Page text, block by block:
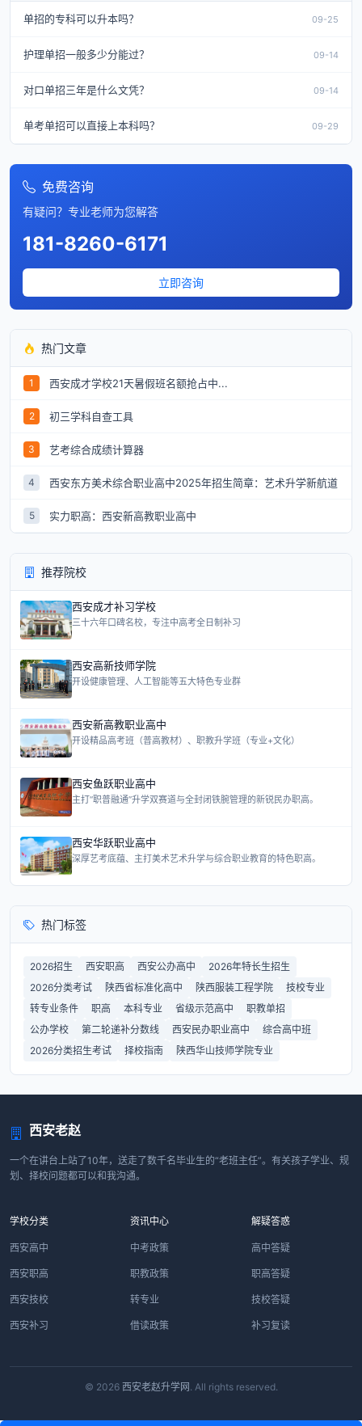
单招的专科可以升本吗？ 09-25
护理单招一般多少分能过？ 09-14
对口单招三年是什么文凭？ 09-14
单考单招可以直接上本科吗？ 09-29
免费咨询
有疑问？专业老师为您解答
181-8260-6171
立即咨询
热门文章
1 西安成才学校21天暑假班名额抢占中...
2 初三学科自查工具
3 艺考综合成绩计算器
4 西安东方美术综合职业高中2025年招生简章：艺术升学新航道
5 实力职高：西安新高教职业高中
推荐院校
西安成才补习学校
三十六年口碑名校，专注中高考全日制补习
西安高新技师学院
开设健康管理、人工智能等五大特色专业群
西安新高教职业高中
开设精品高考班（普高教材）、职教升学班（专业+文化）
西安鱼跃职业高中
主打“职普融通”升学双赛道与全封闭铁腕管理的新锐民办职高。
西安华跃职业高中
深厚艺考底蕴、主打美术艺术升学与综合职业教育的特色职高。
热门标签
2026招生 西安职高 西安公办高中
2026年特长生招生
2026分类考试
陕西省标准化高中 陕西服装工程学院
技校专业
转专业条件
职高 本科专业 省级示范高中
职教单招
公办学校
第二轮递补分数线 西安民办职业高中
综合高中班
2026分类招生考试
择校指南 陕西华山技师学院专业
西安老赵
一个在讲台上站了10年，送走了数千名毕业生的“老班主任”。有关孩子学业、规
划、择校问题都可以和我沟通。
学校分类
西安高中
西安职高
西安技校
西安补习
资讯中心
中考政策
职教政策
转专业
借读政策
解疑答惑
高中答疑
职高答疑
技校答疑
补习复读
© 2026 西安老赵升学网 . All rights reserved.